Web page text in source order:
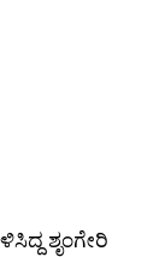
ಶೃಂಗೇರಿ